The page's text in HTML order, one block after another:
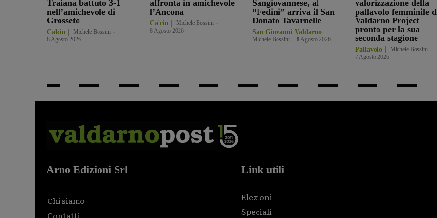
Traiana battuto 3-1
nell’amichevole di
Grosseto
Calcio Michele Bossini
8 Agosto 2026
affronta in amichevole
l’Ancona
Calcio Michele Bossini
8 Agosto 2026
Sangiovannese, al
“Fedini” arriva il San
Donato Tavarnelle
San Giovanni Valdarno
Michele Bossini 8 Agosto 2026
valorizzazione della
pallavolo femminile
Valdarno Project
pronto per la sua
seconda stagione
Pallavolo Michele Bossini
7 Agosto 2026
Arno Edizioni Srl
Chi siamo
Contatti
Link utili
Elezioni
Speciali